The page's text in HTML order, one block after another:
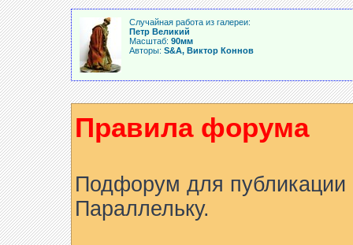
Случайная работа из галереи:
Петр Великий
Масштаб: 90мм
Авторы: S&A, Виктор Коннов
Правила форума
Подфорум для
Параллельку.